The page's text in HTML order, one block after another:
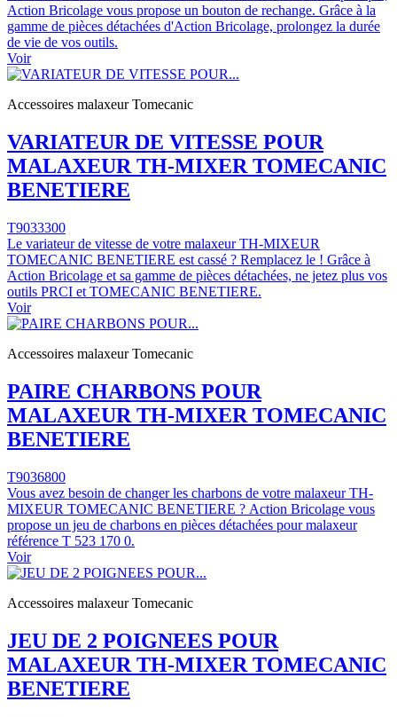
Action Bricolage vous propose un bouton de rechange. Grâce à la
gamme de pièces détachées d'Action Bricolage, prolongez la durée
de vie de vos outils.
Voir
Accessoires malaxeur Tomecanic
VARIATEUR DE VITESSE POUR
MALAXEUR TH-MIXER TOMECANIC
BENETIERE
T9033300
Le variateur de vitesse de votre malaxeur TH-MIXEUR
TOMECANIC BENETIERE est cassé ? Remplacez le ! Grâce à
Action Bricolage et sa gamme de pièces détachées, ne jetez plus vos
outils PRCI et TOMECANIC BENETIERE.
Voir
Accessoires malaxeur Tomecanic
PAIRE CHARBONS POUR
MALAXEUR TH-MIXER TOMECANIC
BENETIERE
T9036800
Vous avez besoin de changer les charbons de votre malaxeur TH-
MIXEUR TOMECANIC BENETIERE ? Action Bricolage vous
propose un jeu de charbons en pièces détachées pour malaxeur
référence T 523 170 0.
Voir
Accessoires malaxeur Tomecanic
JEU DE 2 POIGNEES POUR
MALAXEUR TH-MIXER TOMECANIC
BENETIERE